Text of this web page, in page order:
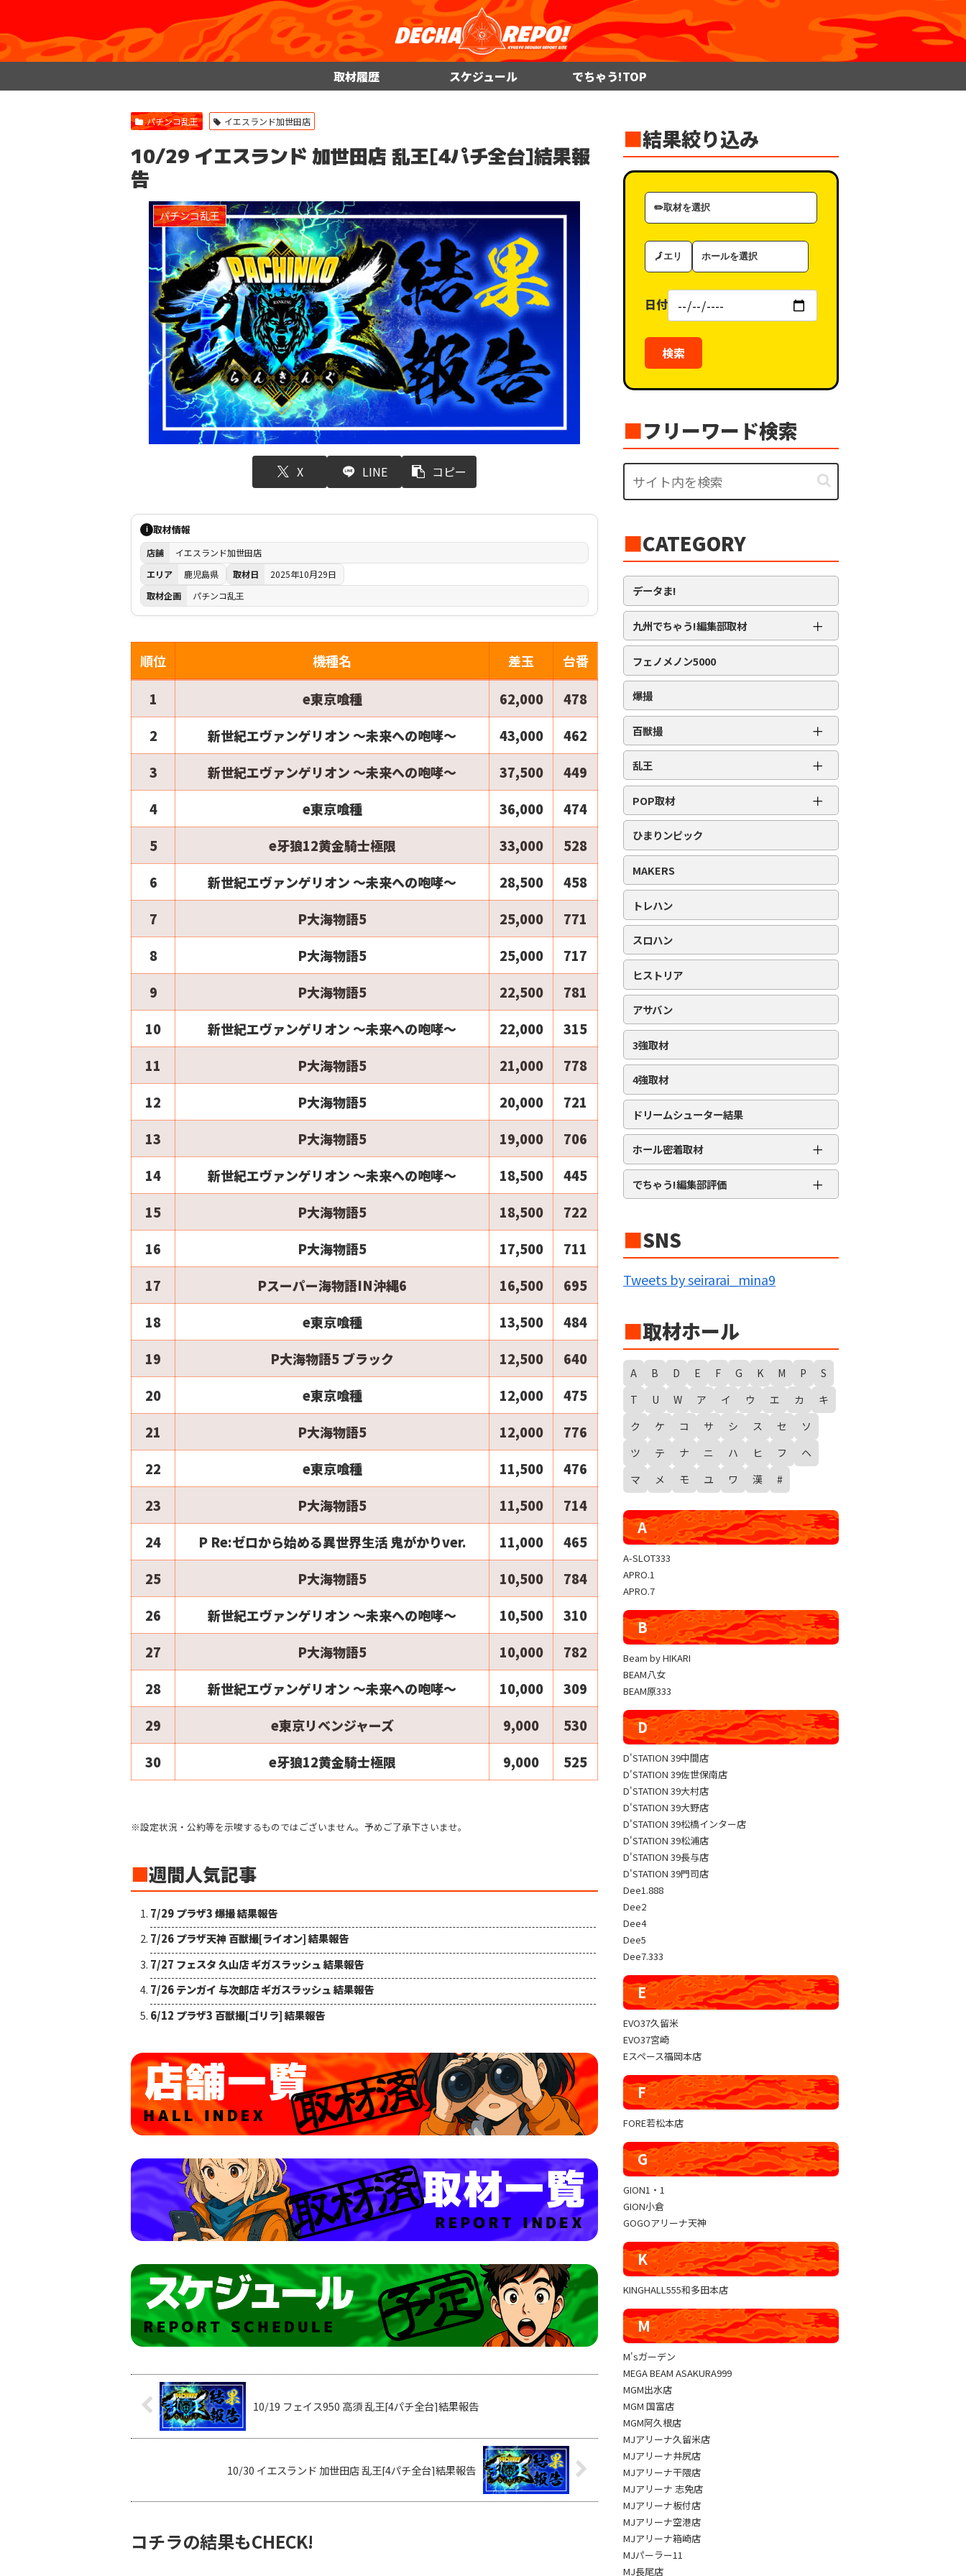
取材履歴 スケジュール でちゃう!TOP
パチンコ乱王 イエスランド加世田店
10/29 イエスランド 加世田店 乱王[4パチ全台]結果報
告
パチンコ乱王
X LINE コピー
i 取材情報
店舗
イエスランド加世田店
エリア
鹿児島県 取材日
2025年10月29日
取材企画
パチンコ乱王
順位 機種名 差玉 台番
1 e東京喰種 62,000
478
2
新世紀エヴァンゲリオン ～未来への咆哮～ 43,000
462
3
新世紀エヴァンゲリオン ～未来への咆哮～ 37,500
449
4
e東京喰種 36,000
474
5
e牙狼12黄金騎士極限 33,000
528
6
新世紀エヴァンゲリオン ～未来への咆哮～ 28,500
458
7
P大海物語5 25,000
771
8
P大海物語5 25,000
717
9
P大海物語5 22,500
781
10
新世紀エヴァンゲリオン ～未来への咆哮～ 22,000
315
11
P大海物語5 21,000
778
12
P大海物語5 20,000
721
13
P大海物語5 19,000
706
14
新世紀エヴァンゲリオン ～未来への咆哮～ 18,500
445
15
P大海物語5 18,500
722
16
P大海物語5 17,500
711
17
Pスーパー海物語IN沖縄6 16,500
695
18
e東京喰種 13,500
484
19
P大海物語5 ブラック 12,500
640
20
e東京喰種 12,000
475
21
P大海物語5 12,000
776
22
e東京喰種 11,500
476
23
P大海物語5 11,500
714
24
P Re:ゼロから始める異世界生活 鬼がかりver. 11,000
465
25
P大海物語5 10,500
784
26
新世紀エヴァンゲリオン ～未来への咆哮～ 10,500
310
27
P大海物語5 10,000
782
28
新世紀エヴァンゲリオン ～未来への咆哮～ 10,000
309
29
e東京リベンジャーズ 9,000
530
30
e牙狼12黄金騎士極限 9,000 525
※設定状況・公約等を示唆するものではございません。予めご了承下さいませ。
■週間人気記事
7/29 プラザ3 爆撮 結果報告
7/26 プラザ天神 百獣撮[ライオン] 結果報告
7/27 フェスタ 久山店 ギガスラッシュ 結果報告
7/26 テンガイ 与次郎店 ギガスラッシュ 結果報告
6/12 プラザ3 百獣撮[ゴリラ] 結果報告
10/19 フェイス950 高須 乱王[4パチ全台]結果報告
10/30 イエスランド 加世田店 乱王[4パチ全台]結果報告
コチラの結果もCHECK!
■結果絞り込み
取
材
ゴ
ー
エ
リ
ホ
ー
（タ
グ）
日付
検索
■フリーワード検索
■CATEGORY
データま!
九州でちゃう!編集部取材 ＋
編集部取材［ダイヤ］
編集部取材［金］
編集部取材［スロット対象機種アリ］
フェノメノン5000
爆撮
百獣撮 ＋
百獣撮-改-［ライオン］
百獣撮［ゴリラ］
百獣撮-改-［ゴリラ］
百獣撮［ゾウ］
乱王 ＋
スロット乱王
パチンコ乱王
POP取材 ＋
周年番付
POP番付
PICK番付
ひまりンピック
MAKERS
トレハン
スロハン
ヒストリア
アサバン
3強取材
4強取材
ドリームシューター結果
ホール密着取材 ＋
APRO流星群取材
三大天
久留米ジャック
BIG BANG
回胴の極意
WANTED WONDERLAND
ギガスラッシュ
超ギガスラッシュ
新春スタートダッシュ取材
GRAND WARS-新店実践録-
SUGEEEEEEE!
ギャラクシー取材
グランドクラッシュ
トリプルユニオン
天極
玉屋共闘取材
SHOW TIME取材
聖域取材
戸畑クエスト
YUKO LUCKY×FACE 共闘取材
ヴァルヴレイヴ編集部一斉調査
三共闘取材
熊本の陣
協力取材
ゼッパチ取材
でちゃう!編集部評価 ＋
★★★★
★★★
★★
■SNS
Tweets by seirarai_mina9
■取材ホール
A B D E F G K M P
S
T
U W ア イ ウ エ カ
キ
ク
ケ コ サ シ ス セ
ソ
ツ
テ ナ ニ ハ ヒ フ
ヘ
マ
メ モ ユ ワ 漢 #
A
A-SLOT333
APRO.1
APRO.7
B
Beam by HIKARI
BEAM八女
BEAM原333
D
D'STATION 39中間店
D'STATION 39佐世保南店
D'STATION 39大村店
D'STATION 39大野店
D'STATION 39松橋インター店
D'STATION 39松浦店
D'STATION 39長与店
D'STATION 39門司店
Dee1.888
Dee2
Dee4
Dee5
Dee7.333
E
EVO37久留米
EVO37宮崎
Eスペース福岡本店
F
FORE若松本店
G
GION1・1
GION小倉
GOGOアリーナ天神
K
KINGHALL555和多田本店
M
M'sガーデン
MEGA BEAM ASAKURA999
MGM出水店
MGM 国富店
MGM阿久根店
MJアリーナ久留米店
MJアリーナ井尻店
MJアリーナ干隈店
MJアリーナ 志免店
MJアリーナ板付店
MJアリーナ空港店
MJアリーナ箱崎店
MJパーラー11
MJ長尾店